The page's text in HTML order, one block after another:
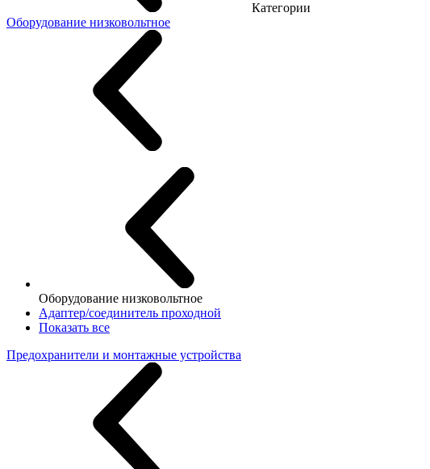
Категории
Оборудование низковольтное
Оборудование низковольтное
Адаптер/соединитель проходной
Показать все
Предохранители и монтажные устройства